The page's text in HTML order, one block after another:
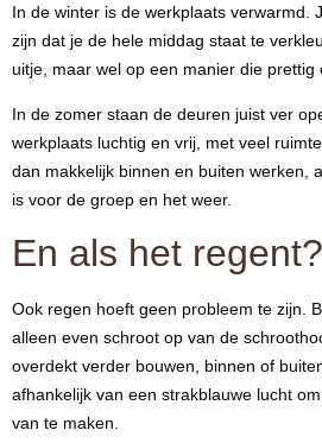
In de winter is de werkplaats verwarmd.
zijn dat je de hele middag staat te
uitje, maar wel op een manier die prettig
In de zomer staan de deuren juist ver
werkplaats luchtig en vrij, met veel
dan makkelijk binnen en buiten werken,
is voor de groep en het weer.
En als het regent?
Ook regen hoeft geen probleem te zijn.
alleen even schroot op van de
overdekt verder bouwen, binnen of
afhankelijk van een strakblauwe lucht
van te maken.